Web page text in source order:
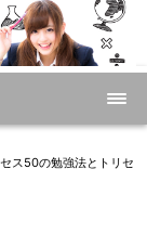
ス50の勉強法とトリセ